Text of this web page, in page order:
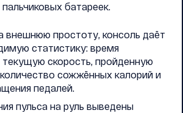
батареек.
внешнюю простоту, консоль даёт
статистику: время
текущую скорость, пройденную
сожжённых калорий и
педалей.
пульса на руль выведены